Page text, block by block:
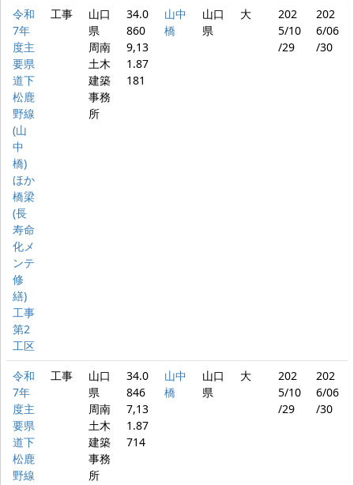
令和
7年
度主
要県
道下
松鹿
野線
(山
中
橋)
ほか
橋梁
(長
寿命
化メ
ンテ
修
繕)
工事
第2
工区
工事
山口
県
周南
土木
建築
事務
所
34.0
860
9,13
1.87
181
山中
橋
山口
県
大
202
5/10
/29
202
6/06
/30
令和
7年
度主
要県
道下
松鹿
野線
工事
山口
県
周南
土木
建築
事務
所
34.0
846
7,13
1.87
714
山中
橋
山口
県
大
202
5/10
/29
202
6/06
/30